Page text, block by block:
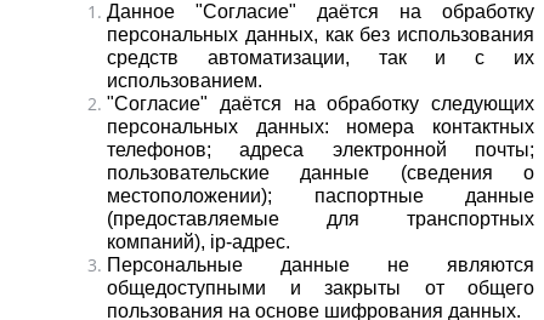
Данное "Согласие" даётся на обработку
персональных данных, как без использования
средств автоматизации, так и с их
использованием.
"Согласие" даётся на обработку следующих
персональных данных: номера контактных
телефонов; адреса электронной почты;
пользовательские данные (сведения о
местоположении); паспортные данные
(предоставляемые для транспортных
компаний), ip-адрес.
Персональные данные не являются
общедоступными и закрыты от общего
пользования на основе шифрования данных.